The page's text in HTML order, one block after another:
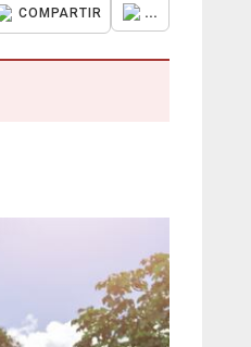
COMPARTIR ...